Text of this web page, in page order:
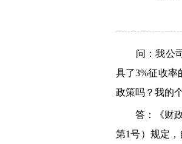
问：我公司
具了3%征收率
政策吗？我的
答：《财政
第1号）规定，